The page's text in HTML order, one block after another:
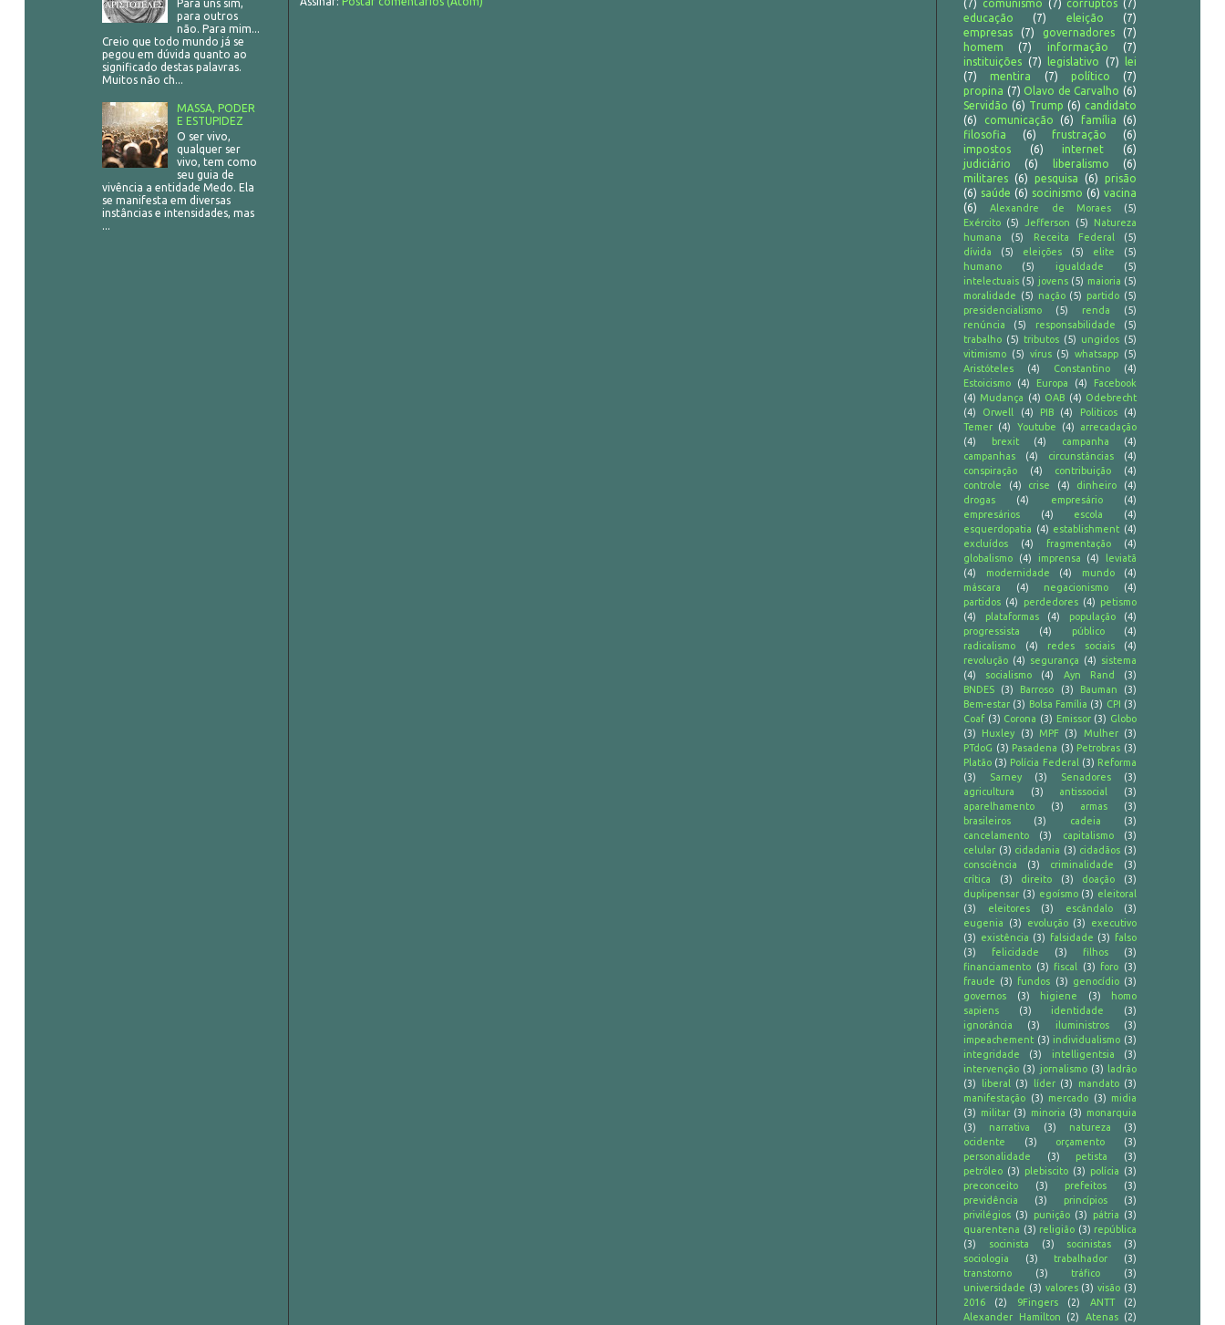
Para uns sim,
para outros
não. Para mim...
Creio que todo mundo já se
pegou em dúvida quanto ao
significado destas palavras.
Muitos não ch...
MASSA, PODER
E ESTUPIDEZ
O ser vivo,
qualquer ser
vivo, tem como
seu guia de
vivência a entidade Medo. Ela
se manifesta em diversas
instâncias e intensidades, mas
(7)
comunismo (7) corruptos (7)
educação
(7) eleição
(7)
empresas
(7) governadores
(7)
homem
(7) informação
(7)
instituições (7) legislativo (7)
lei
(7)
mentira (7) político
(7)
propina (7) Olavo de Carvalho (6)
Servidão (6) Trump (6) candidato
(6)
comunicação (6) família
(6)
filosofia
(6) frustração
(6)
impostos
(6) internet
(6)
judiciário
(6) liberalismo
(6)
militares (6) pesquisa (6)
prisão
(6) saúde (6) socinismo (6) vacina
(6)
Alexandre de Moraes
(5)
Exército (5) Jefferson (5)
Natureza
humana
(5) Receita Federal
(5)
dívida
(5) eleições (5) elite
(5)
humano
(5) igualdade
(5)
intelectuais (5) jovens (5) maioria (5)
moralidade (5) nação (5) partido (5)
presidencialismo
(5) renda
(5)
renúncia
(5) responsabilidade
(5)
trabalho (5) tributos (5) ungidos (5)
vitimismo (5) vírus (5) whatsapp (5)
Aristóteles
(4) Constantino
(4)
Estoicismo
(4) Europa (4)
Facebook
(4) Mudança (4) OAB (4) Odebrecht
(4)
Orwell (4) PIB (4) Politicos
(4)
Temer (4) Youtube (4)
arrecadação
(4)
brexit (4) campanha
(4)
campanhas
(4) circunstâncias
(4)
conspiração
(4) contribuição
(4)
controle
(4) crise (4) dinheiro
(4)
drogas
(4) empresário
(4)
empresários
(4) escola
(4)
esquerdopatia (4) establishment (4)
excluídos
(4) fragmentação
(4)
globalismo
(4) imprensa (4)
leviatã
(4)
modernidade (4) mundo
(4)
máscara
(4) negacionismo
(4)
partidos (4) perdedores (4) petismo
(4)
plataformas (4) população
(4)
progressista
(4) público
(4)
radicalismo
(4) redes sociais
(4)
revolução (4) segurança (4) sistema
(4)
socialismo (4) Ayn Rand
(3)
BNDES
(3) Barroso (3) Bauman
(3)
Bem-estar (3) Bolsa Família (3) CPI (3)
Coaf (3) Corona (3) Emissor (3) Globo
(3)
Huxley (3) MPF (3) Mulher
(3)
PTdoG (3) Pasadena (3) Petrobras (3)
Platão (3) Polícia Federal (3) Reforma
(3)
Sarney (3) Senadores
(3)
agricultura
(3) antissocial
(3)
aparelhamento
(3) armas
(3)
brasileiros
(3) cadeia
(3)
cancelamento
(3) capitalismo
(3)
celular (3) cidadania (3) cidadãos (3)
consciência
(3) criminalidade
(3)
crítica
(3) direito (3) doação
(3)
duplipensar (3) egoísmo (3) eleitoral
(3)
eleitores (3) escândalo
(3)
eugenia
(3) evolução (3)
executivo
(3) existência (3) falsidade (3)
falso
(3)
felicidade (3) filhos
(3)
financiamento (3) fiscal (3) foro (3)
fraude (3) fundos (3) genocídio (3)
governos
(3) higiene (3)
homo
sapiens
(3) identidade
(3)
ignorância
(3) iluministros
(3)
impeachement (3) individualismo (3)
integridade
(3) intelligentsia
(3)
intervenção (3) jornalismo (3)
ladrão
(3)
liberal (3) líder (3) mandato (3)
manifestação (3) mercado (3) midia
(3) militar (3) minoria (3) monarquia
(3)
narrativa (3) natureza
(3)
ocidente
(3) orçamento
(3)
personalidade
(3) petista
(3)
petróleo (3) plebiscito (3) polícia (3)
preconceito
(3) prefeitos
(3)
previdência
(3) princípios
(3)
privilégios (3) punição (3) pátria (3)
quarentena (3) religião (3) república
(3)
socinista (3) socinistas
(3)
sociologia
(3) trabalhador
(3)
transtorno
(3) tráfico
(3)
universidade (3) valores (3) visão (3)
2016
(2) 9Fingers (2) ANTT
(2)
Alexander Hamilton
(2) Atenas (2)